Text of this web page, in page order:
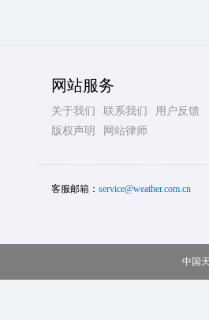
网站服务
关于我们 联系我们
用户反馈
版权声明
网站律师
客服邮箱： service@weather.com.cn
中国